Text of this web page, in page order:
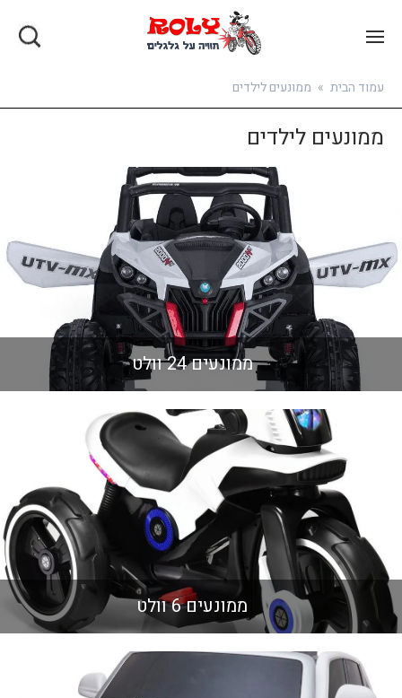
בואו להירשם
עמוד הבית » ממונעים לילדים
ממונעים לילדים
ממונעים 24 וולט
ממונעים 6 וולט